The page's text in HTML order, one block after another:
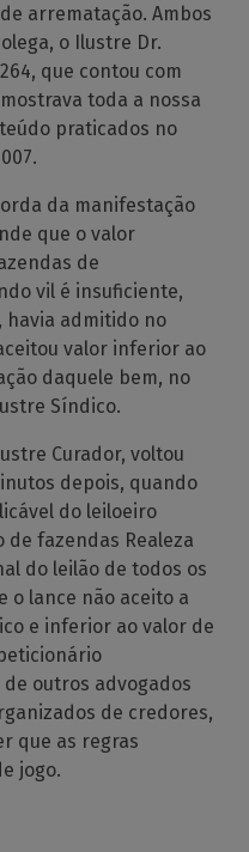
arrematação. Ambos
o Ilustre Dr.
que contou com
toda a nossa
praticados no
da manifestação
que o valor
de
vil é insuficiente,
havia admitido no
valor inferior ao
daquele bem, no
Síndico.
Curador, voltou
depois, quando
do leiloeiro
de fazendas Realeza
do leilão de todos os
o lance não aceito a
e inferior ao valor de
outros advogados
de credores,
que as regras
jogo.